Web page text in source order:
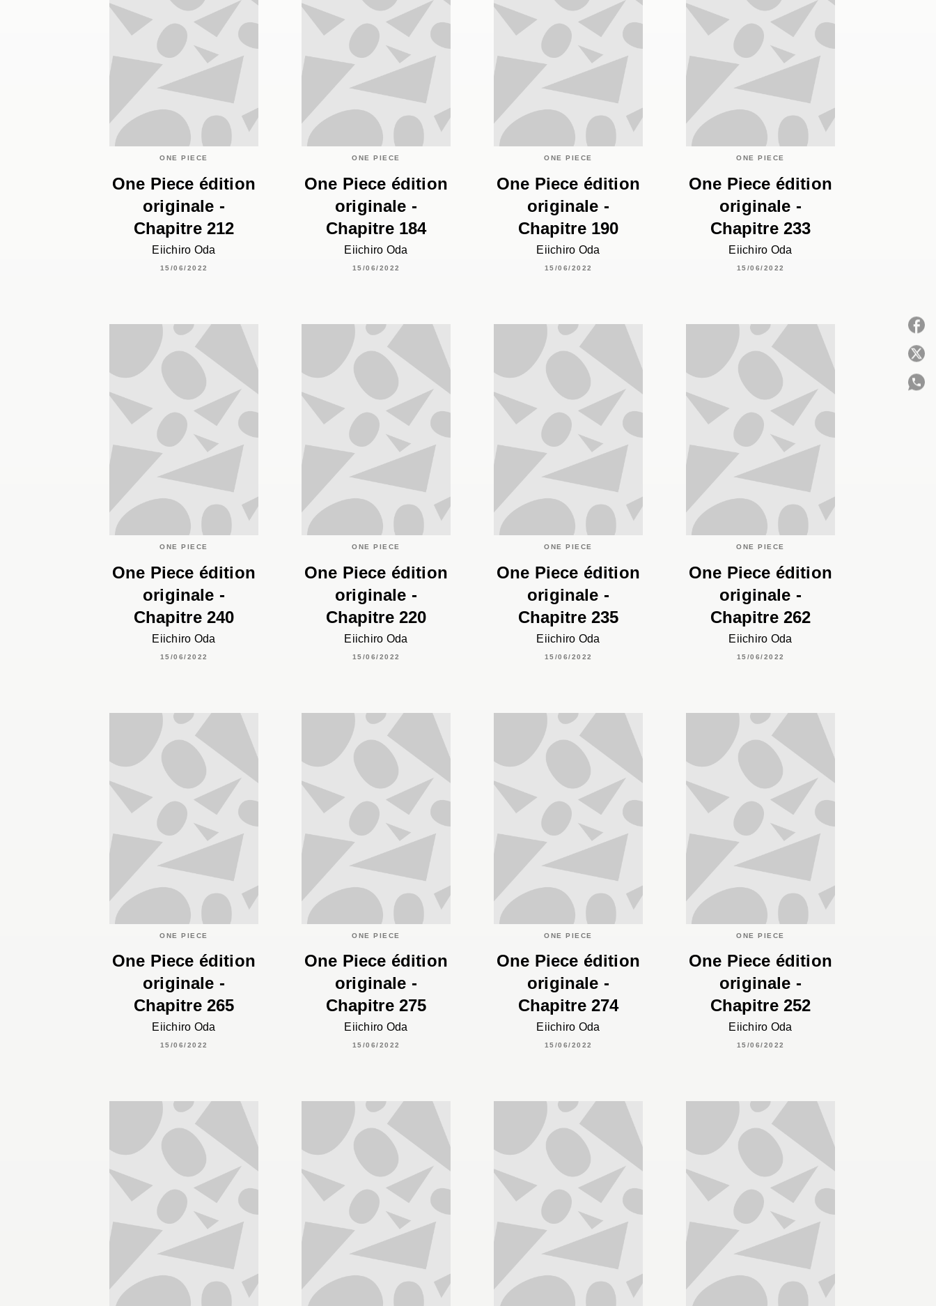
ONE PIECE
One Piece édition
originale -
Chapitre 212
Eiichiro Oda
15/06/2022
ONE PIECE
One Piece édition
originale -
Chapitre 184
Eiichiro Oda
15/06/2022
ONE PIECE
One Piece édition
originale -
Chapitre 190
Eiichiro Oda
15/06/2022
ONE PIECE
One Piece édition
originale -
Chapitre 233
Eiichiro Oda
15/06/2022
ONE PIECE
One Piece édition
originale -
Chapitre 240
Eiichiro Oda
15/06/2022
ONE PIECE
One Piece édition
originale -
Chapitre 220
Eiichiro Oda
15/06/2022
ONE PIECE
One Piece édition
originale -
Chapitre 235
Eiichiro Oda
15/06/2022
ONE PIECE
One Piece édition
originale -
Chapitre 262
Eiichiro Oda
15/06/2022
ONE PIECE
One Piece édition
originale -
Chapitre 265
Eiichiro Oda
15/06/2022
ONE PIECE
One Piece édition
originale -
Chapitre 275
Eiichiro Oda
15/06/2022
ONE PIECE
One Piece édition
originale -
Chapitre 274
Eiichiro Oda
15/06/2022
ONE PIECE
One Piece édition
originale -
Chapitre 252
Eiichiro Oda
15/06/2022